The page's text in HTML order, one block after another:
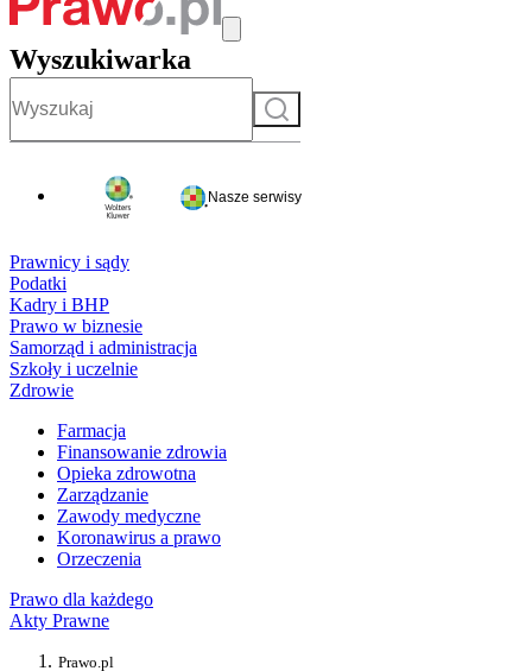
Wyszukiwarka
Szukaj
Nasze serwisy
Prawnicy i sądy
Podatki
Kadry i BHP
Prawo w biznesie
Samorząd i administracja
Szkoły i uczelnie
Zdrowie
Farmacja
Finansowanie zdrowia
Opieka zdrowotna
Zarządzanie
Zawody medyczne
Koronawirus a prawo
Orzeczenia
Prawo dla każdego
Akty Prawne
Prawo.pl